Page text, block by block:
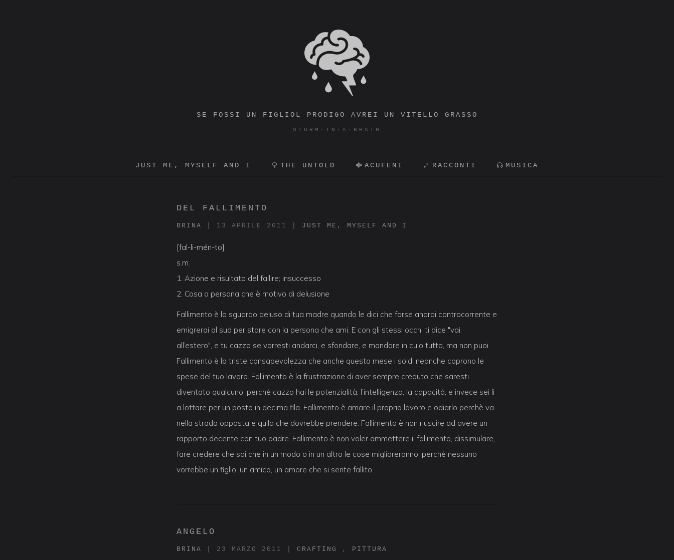
SE FOSSI UN FIGLIOL PRODIGO AVREI UN VITELLO GRASSO
STORM·IN·A·BRAIN
JUST ME, MYSELF AND I THE UNTOLD ACUFENI RACCONTI MUSICA
DEL FALLIMENTO
BRINA 13 APRILE 2011 JUST ME, MYSELF AND I
[fal-li-mén-to]
s.m.
1. Azione e risultato del fallire; insuccesso
2. Cosa o persona che è motivo di delusione
Fallimento è lo sguardo deluso di tua madre quando le dici che forse andrai controcorrente e
emigrerai al sud per stare con la persona che ami. E con gli stessi occhi ti dice "vai
all’estero", e tu cazzo se vorresti andarci, e sfondare, e mandare in culo tutto, ma non puoi.
Fallimento è la triste consapevolezza che anche questo mese i soldi neanche coprono le
spese del tuo lavoro. Fallimento è la frustrazione di aver sempre creduto che saresti
diventato qualcuno, perchè cazzo hai le potenzialità, l’intelligenza, la capacità, e invece sei lì
a lottare per un posto in decima fila. Fallimento è amare il proprio lavoro e odiarlo perchè va
nella strada opposta e qulla che dovrebbe prendere. Fallimento è non riuscire ad avere un
rapporto decente con tuo padre. Fallimento è non voler ammettere il fallimento, dissimulare,
fare credere che sai che in un modo o in un altro le cose miglioreranno, perchè nessuno
vorrebbe un figlio, un amico, un amore che si sente fallito.
ANGELO
BRINA 23 MARZO 2011 CRAFTING , PITTURA